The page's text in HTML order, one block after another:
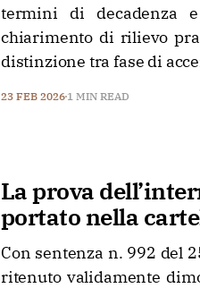
termini di decadenza
chiarimento di rilievo
distinzione tra fase di
23 FEB 2026 1 MIN READ
La prova
portato nella
Con sentenza n. 992 del
ritenuto validamente